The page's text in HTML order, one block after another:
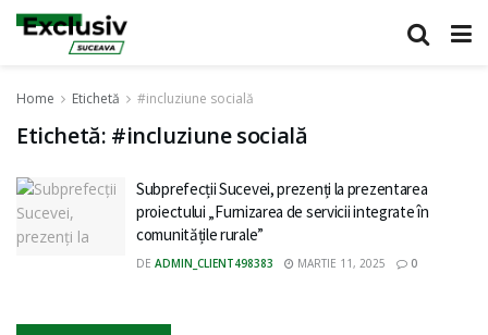
Home Etichetă #incluziune socială
Etichetă: #incluziune socială
Subprefecții Sucevei, prezenți la prezentarea
proiectului „Furnizarea de servicii integrate în
comunitățile rurale”
DE ADMIN_CLIENT498383 MARTIE 11, 2025 0